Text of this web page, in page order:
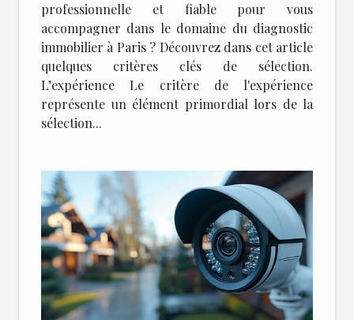
professionnelle et fiable pour vous
accompagner dans le domaine du diagnostic
immobilier à Paris ? Découvrez dans cet article
quelques critères clés de sélection.
L’expérience Le critère de l'expérience
représente un élément primordial lors de la
sélection...